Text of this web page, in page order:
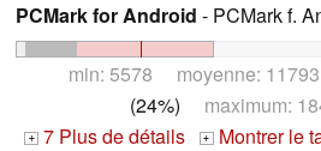
PCMark for Android - PCMark f.
min: 5578 moyenne:
(24%) maximum:
+ 7 Plus de détails + Montrer le